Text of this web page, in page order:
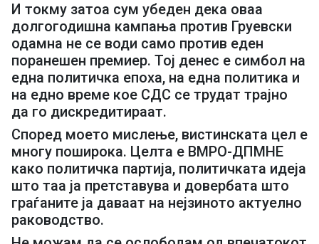
И токму затоа сум убеден дека оваа
долгогодишна кампања против Груевски
одамна не се води само против еден
поранешен премиер. Тој денес е симбол на
една политичка епоха, на една политика и
на едно време кое СДС се трудат трајно
да го дискредитираат.
Според моето мислење, вистинската цел е
многу поширока. Целта е ВМРО-ДПМНЕ
како политичка партија, политичката идеја
што таа ја претставува и довербата што
граѓаните ја даваат на нејзиното актуелно
раководство.